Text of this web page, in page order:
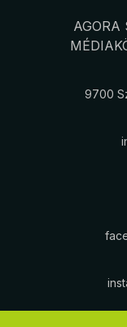
AGORA
9700